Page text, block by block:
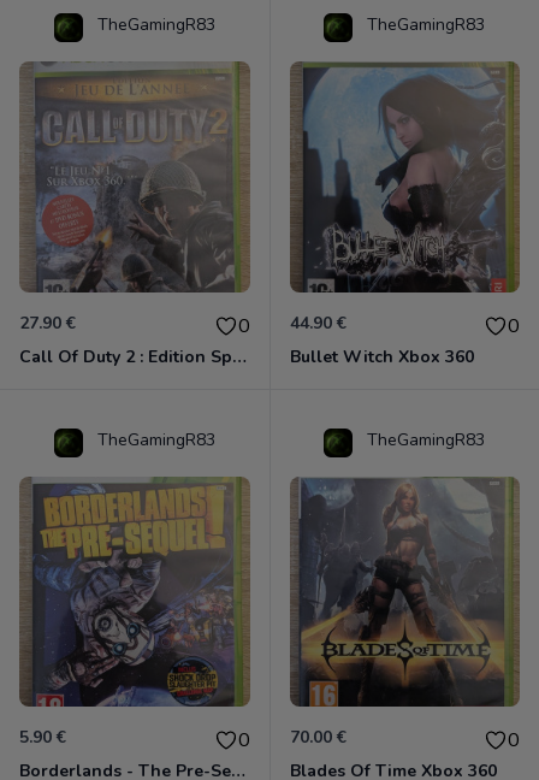
TheGamingR83
27.90 € 0
Call Of Duty 2 : Edition Spéciale Xbox 360 GOTY
TheGamingR83
44.90 € 0
Bullet Witch Xbox 360
TheGamingR83
5.90 € 0
Borderlands - The Pre-Sequel ! Xbox 360
TheGamingR83
70.00 € 0
Blades Of Time Xbox 360